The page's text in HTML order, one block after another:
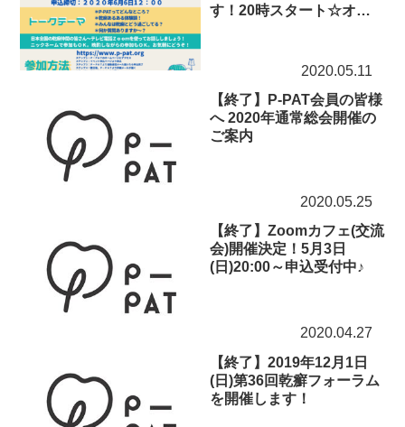
す！20時スタート☆オン
2020.05.11
【終了】P-PAT会員の皆様
へ 2020年通常総会開催の
ご案内
2020.05.25
【終了】Zoomカフェ(交流
会)開催決定！5月3日
(日)20:00～申込受付中♪
2020.04.27
【終了】2019年12月1日
(日)第36回乾癬フォーラム
を開催します！